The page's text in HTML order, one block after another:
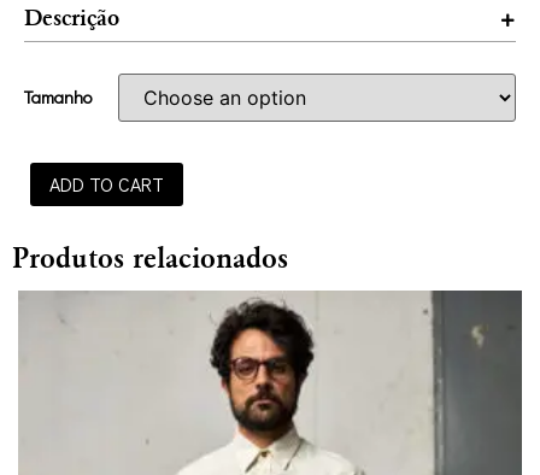
Descrição
Tamanho
ADD TO CART
Produtos relacionados